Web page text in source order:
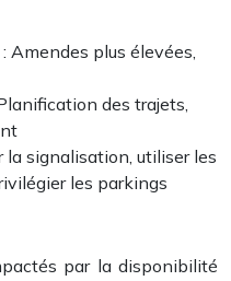
Amendes plus élevées,
des trajets,
la signalisation, utiliser les
les parkings
par la disponibilité